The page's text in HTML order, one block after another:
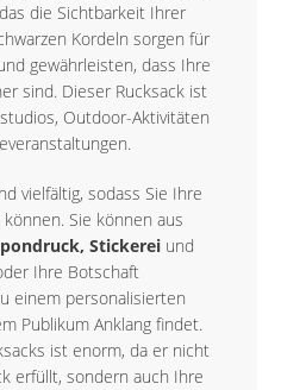
die Sichtbarkeit Ihrer
Kordeln sorgen für
gewährleisten, dass Ihre
sind. Dieser Rucksack ist
Outdoor-Aktivitäten
vielfältig, sodass Sie Ihre
Sie können aus
Stickerei und
Ihre Botschaft
einem personalisierten
Publikum Anklang findet.
ist enorm, da er nicht
erfüllt, sondern auch Ihre